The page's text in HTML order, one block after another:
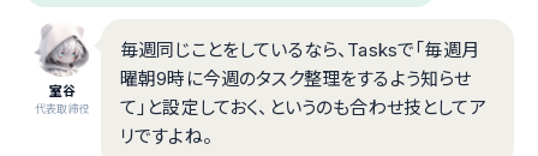
室谷
代表取締役
毎週同じことをしているなら、Tasksで「毎週月
曜朝9時に今週のタスク整理をするよう知らせ
て」と設定しておく、というのも合わせ技としてア
リですよね。